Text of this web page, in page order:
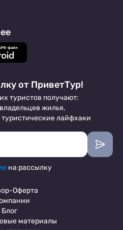
от ПриветТур!
туристов получают:
жилья,
лайфхаки
на рассылку
Оферта
Блог
материалы